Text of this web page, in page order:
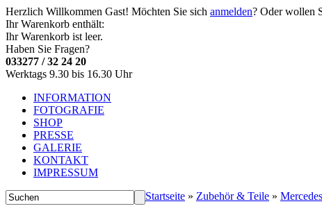
Herzlich Willkommen Gast! Möchten Sie sich anmelden? Oder wollen
Ihr Warenkorb enthält:
Ihr Warenkorb ist leer.
Haben Sie Fragen?
033277 / 32 24 20
Werktags 9.30 bis 16.30 Uhr
INFORMATION
FOTOGRAFIE
SHOP
PRESSE
GALERIE
KONTAKT
IMPRESSUM
Startseite » Zubehör & Teile »